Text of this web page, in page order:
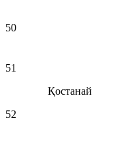
50
Қостанай
51
52